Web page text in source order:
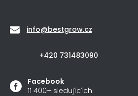
info@bestgrow.cz
+420 731483090
Facebook
11 400+ sledujících